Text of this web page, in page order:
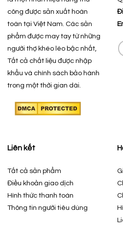
công được sản xuất hoàn
toàn tại Việt Nam. Các sản
phẩm được may tay từ những
người thợ khéo léo bậc nhất,
Tất cả chất liệu được nhập
khẩu và chính sách bảo hành
trong một thời gian dài.
Liên kết
Tất cả sản phẩm
Điều khoản giao dịch
Hình thức thanh toán
Thông tin người tiêu dùng